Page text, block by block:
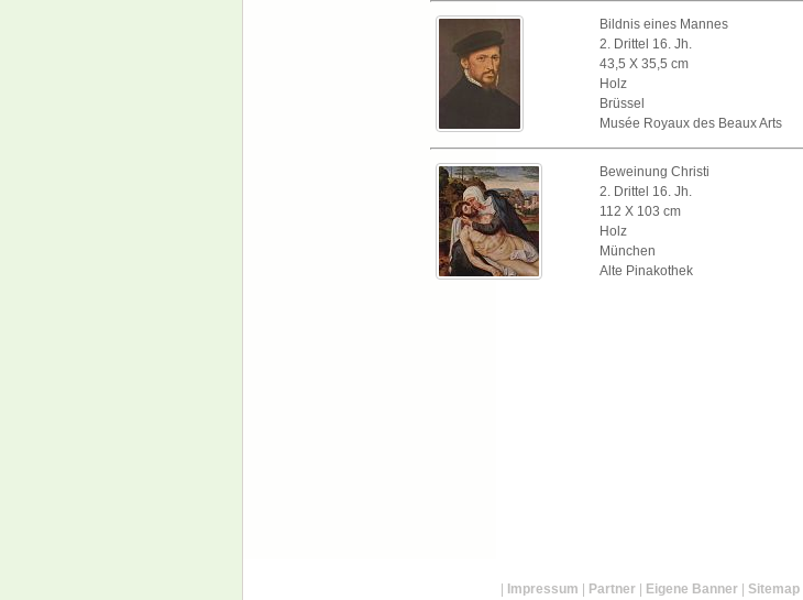
Bildnis eines Mannes
2. Drittel 16. Jh.
43,5 X 35,5 cm
Holz
Brüssel
Musée Royaux des Beaux Arts
Beweinung Christi
2. Drittel 16. Jh.
112 X 103 cm
Holz
München
Alte Pinakothek
Impressum Partner| Eigene Banner| Sitemap|